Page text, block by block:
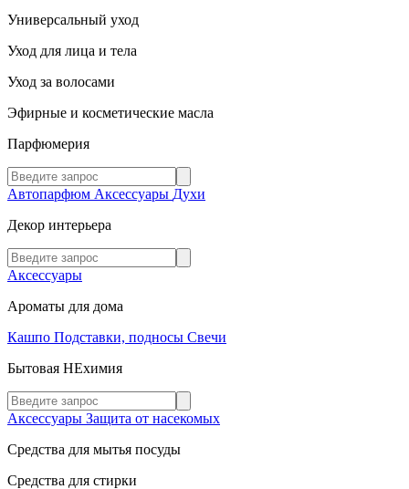
Универсальный уход
Уход для лица и тела
Уход за волосами
Эфирные и косметические масла
Парфюмерия
Автопарфюм Аксессуары Духи
Декор интерьера
Аксессуары
Ароматы для дома
Кашпо Подставки, подносы Свечи
Бытовая НЕхимия
Аксессуары Защита от насекомых
Средства для мытья посуды
Средства для стирки